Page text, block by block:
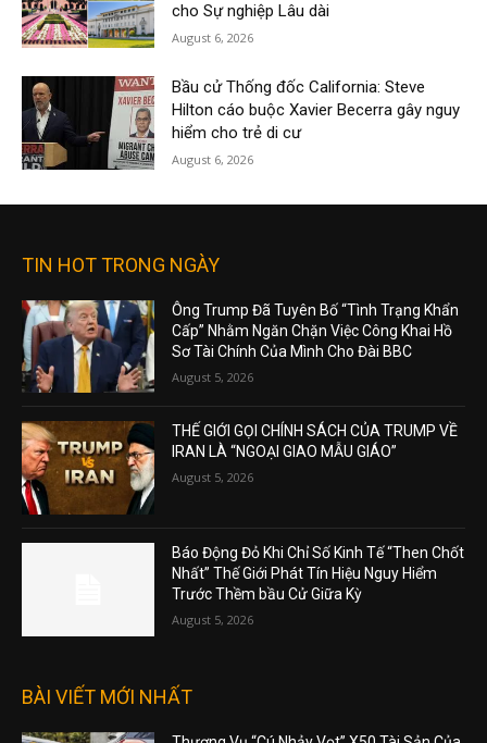
cho Sự nghiệp Lâu dài
August 6, 2026
Bầu cử Thống đốc California: Steve
Hilton cáo buộc Xavier Becerra gây nguy
hiểm cho trẻ di cư
August 6, 2026
TIN HOT TRONG NGÀY
Ông Trump Đã Tuyên Bố “Tình Trạng Khẩn
Cấp” Nhằm Ngăn Chặn Việc Công Khai Hồ
Sơ Tài Chính Của Mình Cho Đài BBC
August 5, 2026
THẾ GIỚI GỌI CHÍNH SÁCH CỦA TRUMP VỀ
IRAN LÀ “NGOẠI GIAO MẪU GIÁO”
August 5, 2026
Báo Động Đỏ Khi Chỉ Số Kinh Tế “Then Chốt
Nhất” Thế Giới Phát Tín Hiệu Nguy Hiểm
Trước Thềm bầu Cử Giữa Kỳ
August 5, 2026
BÀI VIẾT MỚI NHẤT